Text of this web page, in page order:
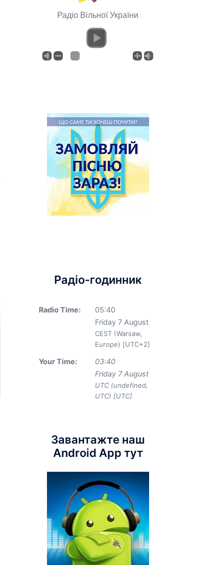
Радіо Вільної України
Радіо-годинник
Radio Time: 05:40
Friday 7 August
CEST (Warsaw,
Europe) [UTC+2]
Your Time: 03:40
Friday 7 August
UTC (undefined,
UTC) [UTC]
Завантажте наш
Android App тут